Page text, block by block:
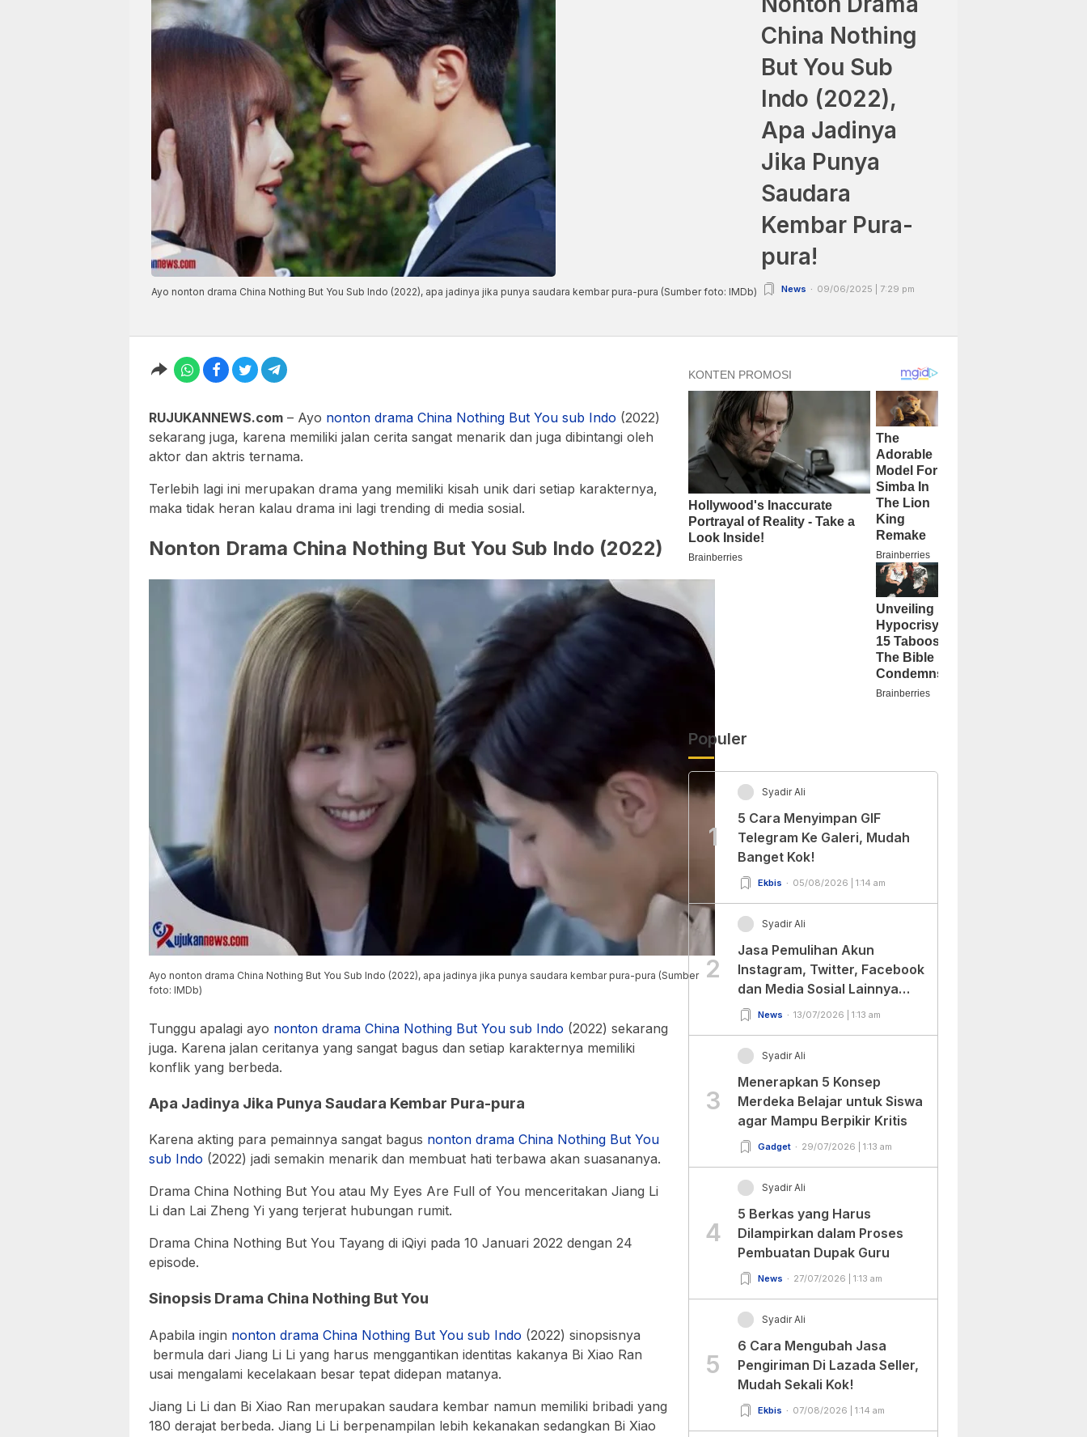
Ayo nonton drama China Nothing But You Sub Indo (2022), apa jadinya jika punya saudara kembar pura-pura (Sumber foto: IMDb)
China Nothing
But You Sub
Indo (2022),
Apa Jadinya
Jika Punya
Saudara
Kembar Pura-
pura!
News 09/06/2025 | 7:29 pm
RUJUKANNEWS.com – Ayo nonton drama China Nothing But You sub Indo (2022)
sekarang juga, karena memiliki jalan cerita sangat menarik dan juga dibintangi oleh
aktor dan aktris ternama.
Terlebih lagi ini merupakan drama yang memiliki kisah unik dari setiap karakternya,
maka tidak heran kalau drama ini lagi trending di media sosial.
Nonton Drama China Nothing But You Sub Indo (2022)
Ayo nonton drama China Nothing But You Sub Indo (2022), apa jadinya jika punya saudara kembar pura-pura (Sumber
foto: IMDb)
Tunggu apalagi ayo nonton drama China Nothing But You sub Indo (2022) sekarang
juga. Karena jalan ceritanya yang sangat bagus dan setiap karakternya memiliki
konflik yang berbeda.
Apa Jadinya Jika Punya Saudara Kembar Pura-pura
Karena akting para pemainnya sangat bagus nonton drama China Nothing But You
sub Indo (2022) jadi semakin menarik dan membuat hati terbawa akan suasananya.
Drama China Nothing But You atau My Eyes Are Full of You menceritakan Jiang Li
Li dan Lai Zheng Yi yang terjerat hubungan rumit.
Drama China Nothing But You Tayang di iQiyi pada 10 Januari 2022 dengan 24
episode.
Sinopsis Drama China Nothing But You
Apabila ingin nonton drama China Nothing But You sub Indo (2022) sinopsisnya
bermula dari Jiang Li Li yang harus menggantikan identitas kakanya Bi Xiao Ran
usai mengalami kecelakaan besar tepat didepan matanya.
Jiang Li Li dan Bi Xiao Ran merupakan saudara kembar namun memiliki bribadi yang
180 derajat berbeda. Jiang Li Li berpenampilan lebih kekanakan sedangkan Bi Xiao
Populer
1
Syadir Ali
5 Cara Menyimpan GIF
Telegram Ke Galeri, Mudah
Banget Kok!
Ekbis 05/08/2026 | 1:14 am
2
Syadir Ali
Jasa Pemulihan Akun
Instagram, Twitter, Facebook
dan Media Sosial Lainnya
(Update Terbaru 2022)
News 13/07/2026 | 1:13 am
3
Syadir Ali
Menerapkan 5 Konsep
Merdeka Belajar untuk Siswa
agar Mampu Berpikir Kritis
Gadget 29/07/2026 | 1:13 am
4
Syadir Ali
5 Berkas yang Harus
Dilampirkan dalam Proses
Pembuatan Dupak Guru
News 27/07/2026 | 1:13 am
5
Syadir Ali
6 Cara Mengubah Jasa
Pengiriman Di Lazada Seller,
Mudah Sekali Kok!
Ekbis 07/08/2026 | 1:14 am